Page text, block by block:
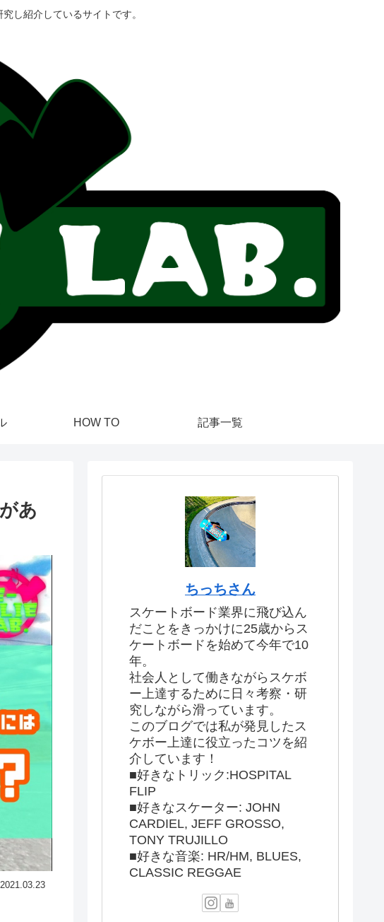
し紹介しているサイトです。
HOW TO 記事一覧
あ
2021.03.23
ちっちさん
スケートボード業界に飛び込ん
だことをきっかけに25歳からス
ケートボードを始めて今年で10
年。
社会人として働きながらスケボ
ー上達するために日々考察・研
究しながら滑っています。
このブログでは私が発見したス
ケボー上達に役立ったコツを紹
介しています！
■好きなトリック:HOSPITAL
FLIP
■好きなスケーター: JOHN
CARDIEL, JEFF GROSSO,
TONY TRUJILLO
■好きな音楽: HR/HM, BLUES,
CLASSIC REGGAE